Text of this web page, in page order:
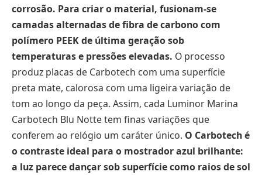
corrosão. Para criar o material, fusionam-se
camadas alternadas de fibra de carbono com
polímero PEEK de última geração sob
temperaturas e pressões elevadas. O processo
produz placas de Carbotech com uma superfície
preta mate, calorosa com uma ligeira variação de
tom ao longo da peça. Assim, cada Luminor Marina
Carbotech Blu Notte tem finas variações que
conferem ao relógio um caráter único. O Carbotech é
o contraste ideal para o mostrador azul brilhante:
a luz parece dançar sob superfície como raios de sol